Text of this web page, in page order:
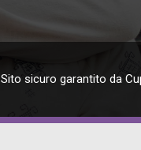
Sito sicuro garantito da